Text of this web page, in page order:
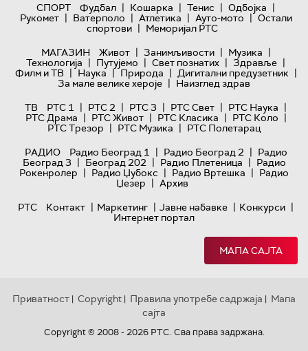
СПОРТ
Фудбал | Кошарка | Тенис | Одбојка |
Рукомет | Ватерполо | Атлетика | Ауто-мото | Остали
спортови | Меморијал РТС
МАГАЗИН
Живот | Занимљивости | Музика |
Технологијa | Путујемо | Свет познатих | Здравље |
Филм и ТВ | Наука | Природа | Дигитални предузетник |
За мале велике хероје | Наизглед здрав
ТВ
РТС 1 | РТС 2 | РТС 3 | РТС Свет | РТС Наука |
РТС Драма | РТС Живот | РТС Класика | РТС Коло |
РТС Трезор | РТС Музика | РТС Полетарац
РАДИО
Радио Београд 1 | Радио Београд 2 | Радио
Београд 3 | Београд 202 | Радио Плетеница | Радио
Рокенролер | Радио Џубокс | Радио Вртешка | Радио
Џезер | Архив
РТС
Контакт | Маркетинг | Јавне набавке | Конкурси |
Интернет портал
МАПА САЈТА
Приватност | Copyright | Правила употребе садржаја | Мапа
сајта
Copyright © 2008 - 2026 РТС. Сва права задржана.